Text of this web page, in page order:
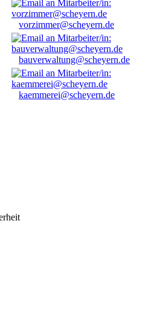
vorzimmer@scheyern.de
bauverwaltung@scheyern.de
kaemmerei@scheyern.de